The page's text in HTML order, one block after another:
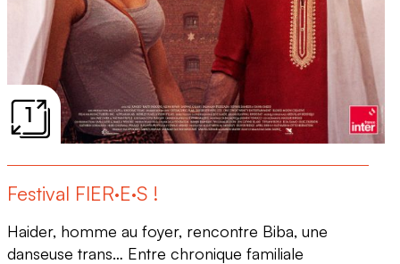
1
Festival FIER·E·S !
Haider, homme au foyer, rencontre Biba, une
danseuse trans… Entre chronique familiale